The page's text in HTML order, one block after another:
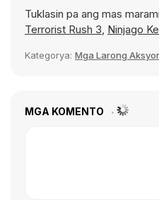
Tuklasin pa ang mas
Terrorist Rush 3, Ninjago
Kategorya: Mga Larong
MGA KOMENTO